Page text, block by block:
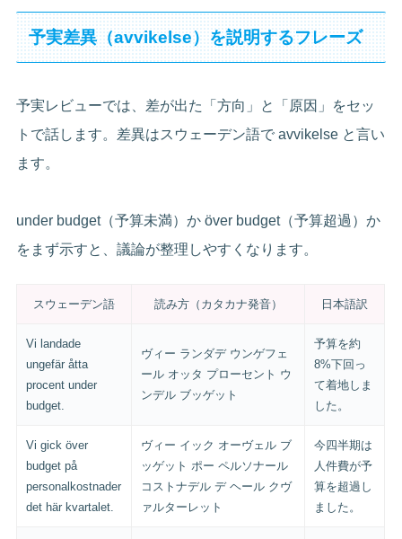
予実差異（avvikelse）を説明するフレーズ
予実レビューでは、差が出た「方向」と「原因」をセッ
トで話します。差異はスウェーデン語で avvikelse と言い
ます。
under budget（予算未満）か över budget（予算超過）か
をまず示すと、議論が整理しやすくなります。
スウェーデン語 読み方（カタカナ発音） 日本語訳
Vi landade
ungefär åtta
procent under
budget.
ヴィー ランダデ ウンゲフェ
ール オッタ プローセント ウ
ンデル ブッゲット
予算を約
8%下回っ
て着地しま
した。
Vi gick över
budget på
personalkostnader
det här kvartalet.
ヴィー イック オーヴェル ブ
ッゲット ポー ペルソナール
コストナデル デ ヘール クヴ
ァルターレット
今四半期は
人件費が予
算を超過し
ました。